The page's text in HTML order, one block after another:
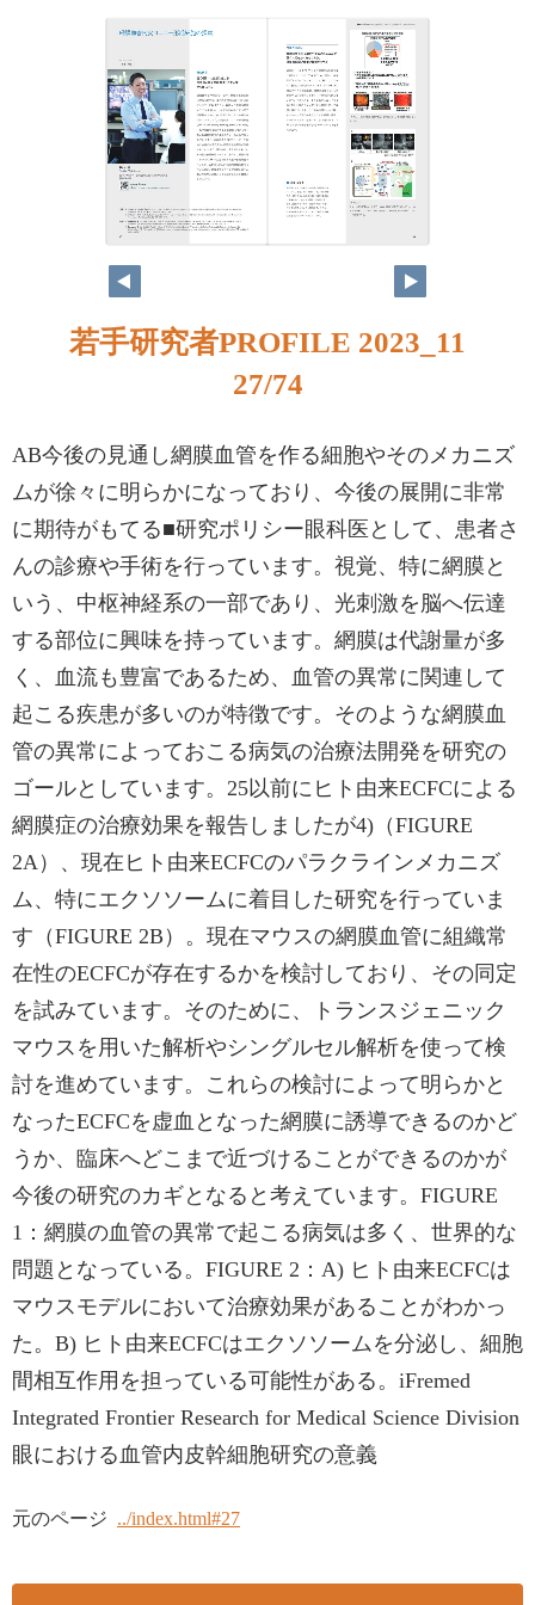
若手研究者PROFILE 2023_11
27/74
AB今後の見通し網膜血管を作る細胞やそのメカニズ
ムが徐々に明らかになっており、今後の展開に非常
に期待がもてる■研究ポリシー眼科医として、患者さ
んの診療や手術を行っています。視覚、特に網膜と
いう、中枢神経系の一部であり、光刺激を脳へ伝達
する部位に興味を持っています。網膜は代謝量が多
く、血流も豊富であるため、血管の異常に関連して
起こる疾患が多いのが特徴です。そのような網膜血
管の異常によっておこる病気の治療法開発を研究の
ゴールとしています。25以前にヒト由来ECFCによる
網膜症の治療効果を報告しましたが4)（FIGURE
2A）、現在ヒト由来ECFCのパラクラインメカニズ
ム、特にエクソソームに着目した研究を行っていま
す（FIGURE 2B）。現在マウスの網膜血管に組織常
在性のECFCが存在するかを検討しており、その同定
を試みています。そのために、トランスジェニック
マウスを用いた解析やシングルセル解析を使って検
討を進めています。これらの検討によって明らかと
なったECFCを虚血となった網膜に誘導できるのかど
うか、臨床へどこまで近づけることができるのかが
今後の研究のカギとなると考えています。FIGURE
1：網膜の血管の異常で起こる病気は多く、世界的な
問題となっている。FIGURE 2：A) ヒト由来ECFCは
マウスモデルにおいて治療効果があることがわかっ
た。B) ヒト由来ECFCはエクソソームを分泌し、細胞
間相互作用を担っている可能性がある。iFremed
Integrated Frontier Research for Medical Science Division
眼における血管内皮幹細胞研究の意義
元のページ ../index.html#27